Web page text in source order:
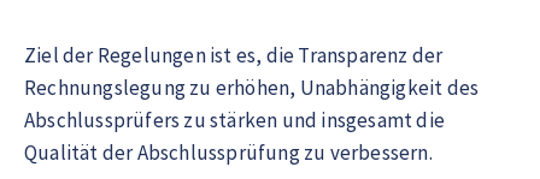
Ziel der Regelungen ist es, die Transparenz der
Rechnungslegung zu erhöhen, Unabhängigkeit des
Abschlussprüfers zu stärken und insgesamt die
Qualität der Abschlussprüfung zu verbessern.